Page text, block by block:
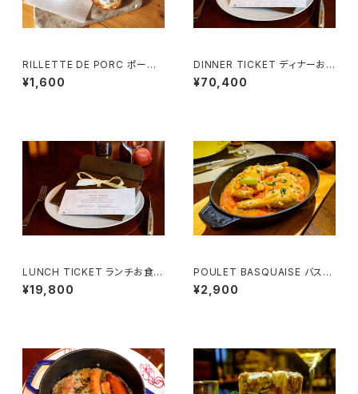
RILLETTE DE PORC ポーク
リエット (1~2様用）ココット器付
¥1,600
DINNER TICKET ディナーお
食事券 （２名様用）Menu Deg
ustation
¥70,400
LUNCH TICKET ランチお食事
券 （２名様用）Menu Courtois
ie
¥19,800
POULET BASQUAISE バスク
風チキン （1名様用）
¥2,900